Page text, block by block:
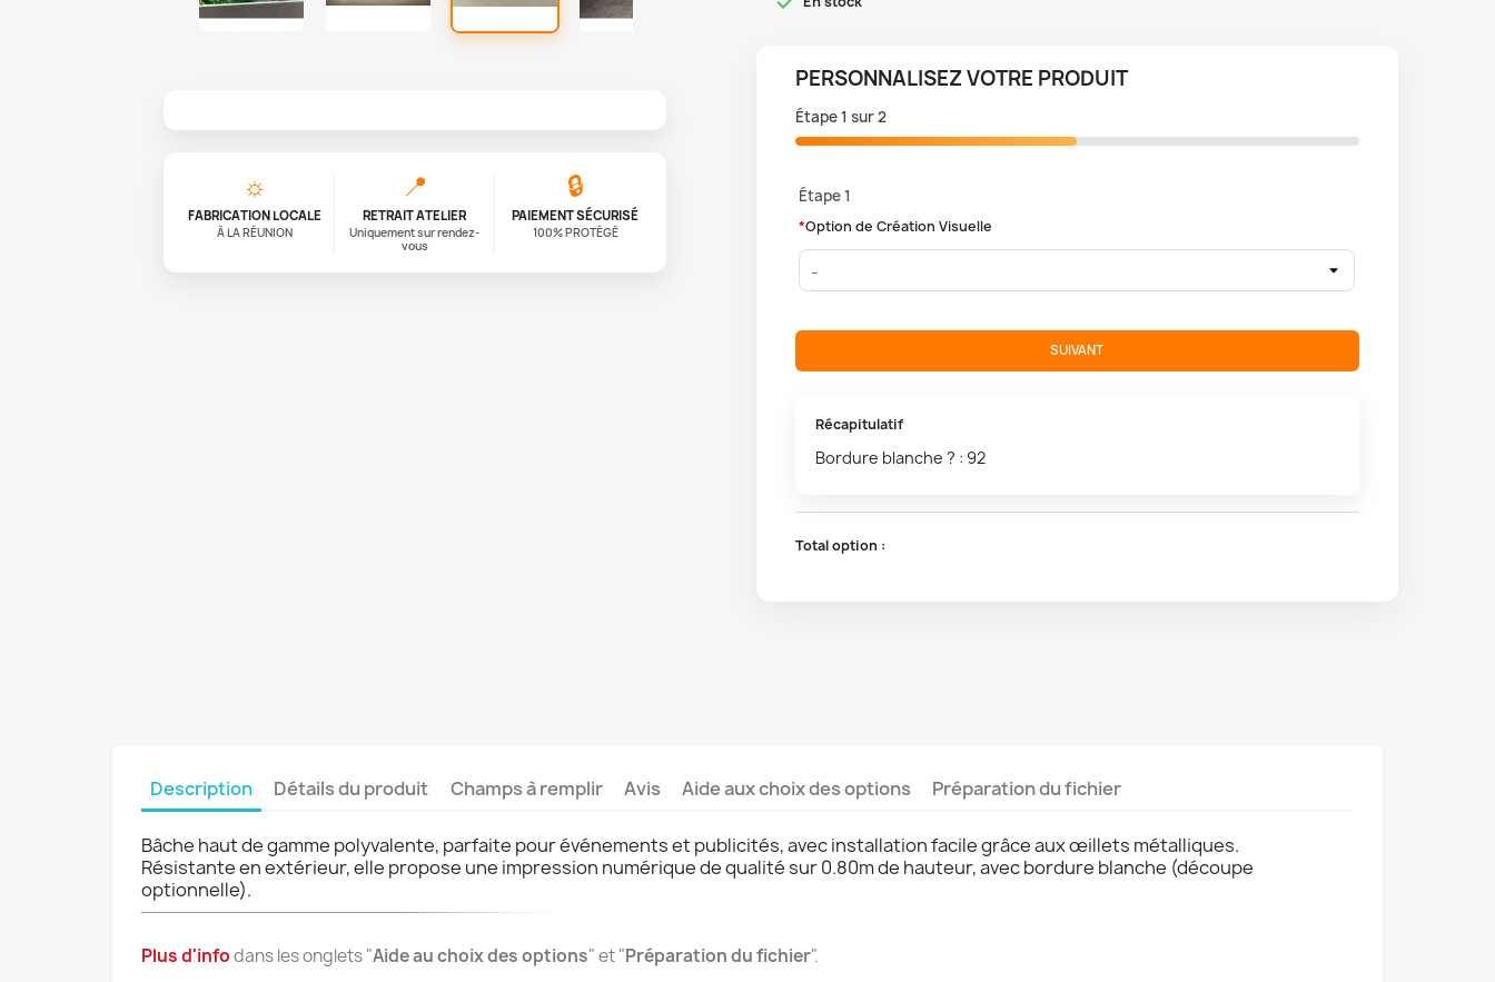
☼
FABRICATION LOCALE
À LA RÉUNION
📍
RETRAIT ATELIER
Uniquement sur rendez-
vous
🔒
PAIEMENT SÉCURISÉ
100% PROTÉGÉ
PERSONNALISEZ VOTRE PRODUIT
Étape1 sur2
Étape 1
*Option de Création Visuelle
SUIVANT
Récapitulatif
Bordure blanche ? : 92
Total option :
Description Détails du produit Champs à remplir Avis Aide aux choix des options Préparation du fichier
Bâche haut de gamme polyvalente, parfaite pour événements et publicités, avec installation facile grâce aux œillets métalliques.
Résistante en extérieur, elle propose une impression numérique de qualité sur 0.80m de hauteur, avec bordure blanche (découpe
optionnelle).
Plus d'infodans les onglets "Aide au choix des options" et "Préparation du fichier".